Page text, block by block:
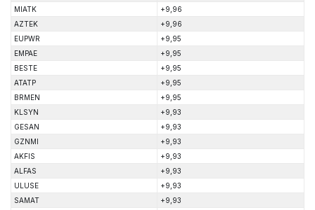
MIATK
+9,96
AZTEK
+9,96
EUPWR
+9,95
EMPAE
+9,95
BESTE
+9,95
ATATP
+9,95
BRMEN
+9,95
KLSYN
+9,93
GESAN
+9,93
GZNMI
+9,93
AKFIS
+9,93
ALFAS
+9,93
ULUSE
+9,93
SAMAT
+9,93